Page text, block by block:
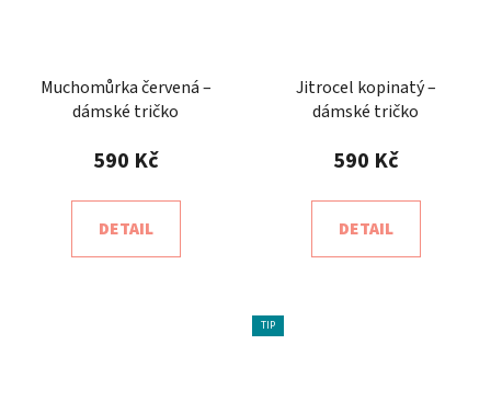
Muchomůrka červená –
dámské tričko
590 Kč
DETAIL
Jitrocel kopinatý –
dámské tričko
590 Kč
DETAIL
TIP